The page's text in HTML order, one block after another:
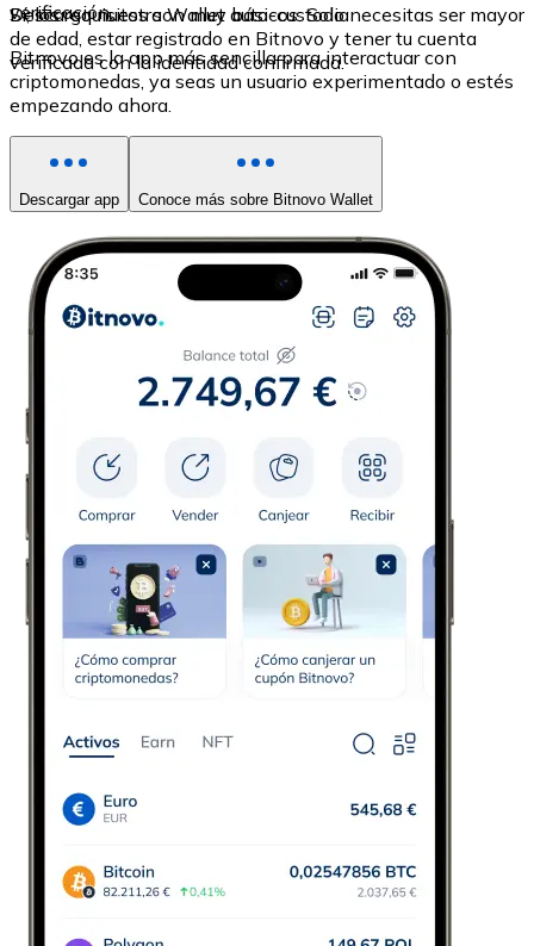
verificación.
Sí, los requisitos son muy básicos. Solo necesitas ser mayor
de edad, estar registrado en Bitnovo y tener tu cuenta
verificada con la identidad confirmada.
Descarga nuestra Wallet auto-custodia
Bitnovo es la app más sencilla para interactuar con
criptomonedas, ya seas un usuario experimentado o estés
empezando ahora.
Descargar app Conoce más sobre Bitnovo Wallet